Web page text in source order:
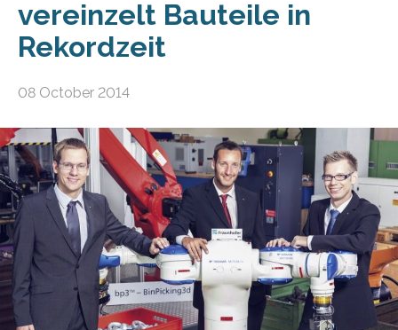
vereinzelt Bauteile in
Rekordzeit
08 October 2014